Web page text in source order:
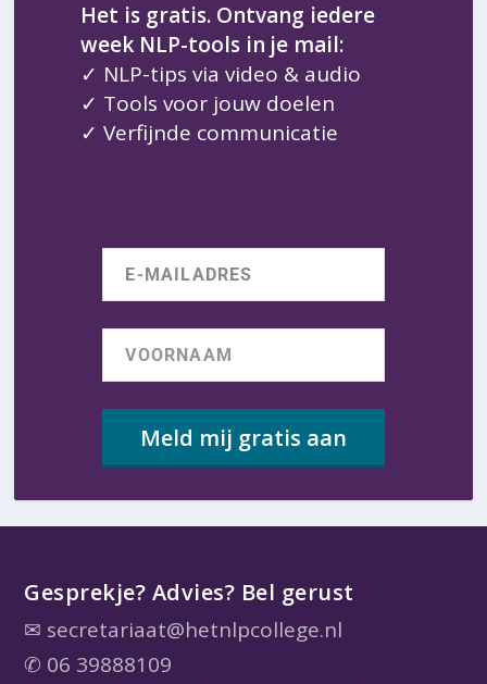
Het is gratis. Ontvang iedere
week NLP-tools in je mail:
✓ NLP-tips via video & audio
✓ Tools voor jouw doelen
✓ Verfijnde communicatie
Meld mij gratis aan
Gesprekje? Advies? Bel gerust
✉ secretariaat@hetnlpcollege.nl
✆ 06 39888109